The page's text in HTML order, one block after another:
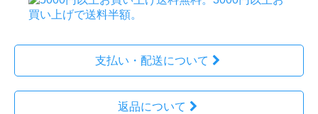
支払い・配送について
返品について